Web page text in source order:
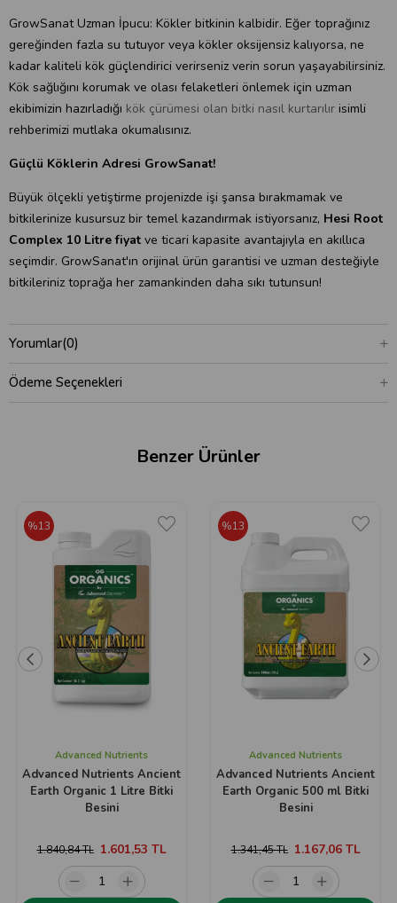
GrowSanat Uzman İpucu: Kökler bitkinin kalbidir. Eğer toprağınız
gereğinden fazla su tutuyor veya kökler oksijensiz kalıyorsa, ne
kadar kaliteli kök güçlendirici verirseniz verin sorun yaşayabilirsiniz.
Kök sağlığını korumak ve olası felaketleri önlemek için uzman
ekibimizin hazırladığı kök çürümesi olan bitki nasıl kurtarılır isimli
rehberimizi mutlaka okumalısınız.
Güçlü Köklerin Adresi GrowSanat!
Büyük ölçekli yetiştirme projenizde işi şansa bırakmamak ve
bitkilerinize kusursuz bir temel kazandırmak istiyorsanız, Hesi Root
Complex 10 Litre fiyat ve ticari kapasite avantajıyla en akıllıca
seçimdir. GrowSanat'ın orijinal ürün garantisi ve uzman desteğiyle
bitkileriniz toprağa her zamankinden daha sıkı tutunsun!
Yorumlar(0)
Ödeme Seçenekleri
Benzer Ürünler
Advanced Nutrients
Advanced Nutrients Ancient
Earth Organic 1 Litre Bitki
Besini
1.601,53 TL
1.840,84 TL
%13
Advanced Nutrients
Advanced Nutrients Ancient
Earth Organic 500 ml Bitki
Besini
1.167,06 TL
1.341,45 TL
%13